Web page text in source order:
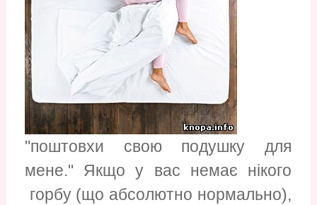
"поштовхи свою подушку для
мене." Якщо у вас немає нікого
горбу (що абсолютно нормально),